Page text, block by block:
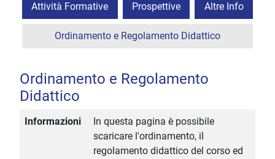
Attività Formative Prospettive Altre Info
Ordinamento e Regolamento Didattico
Ordinamento e Regolamento
Didattico
Informazioni
In questa pagina è possibile
scaricare l'ordinamento, il
regolamento didattico del corso ed